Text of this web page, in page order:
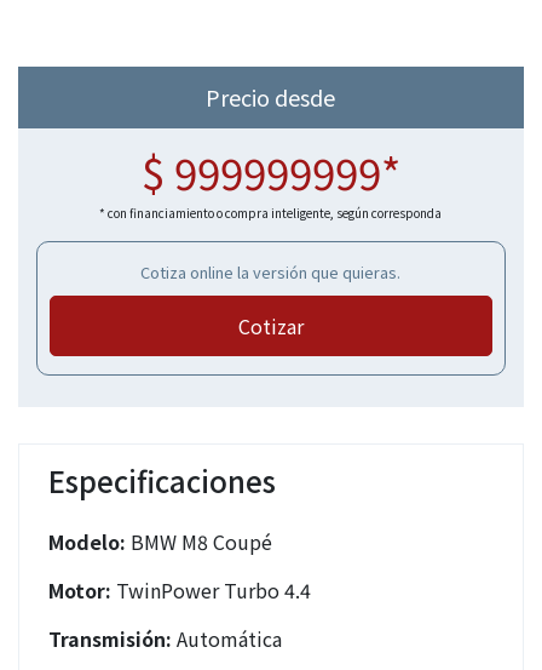
Precio desde
$ 999999999*
* con financiamiento o compra inteligente, según corresponda
Cotiza online la versión que quieras.
Cotizar
Especificaciones
Modelo: BMW M8 Coupé
Motor: TwinPower Turbo 4.4
Transmisión: Automática